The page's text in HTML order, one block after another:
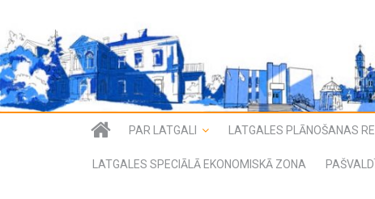
PAR LATGALI LATGALES PLĀNOŠANAS
LATGALES SPECIĀLĀ EKONOMISKĀ ZONA